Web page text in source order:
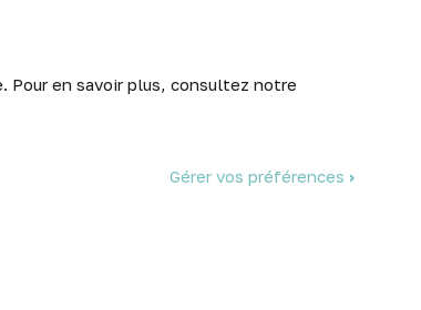
Pour en savoir plus, consultez notre
Gérer vos préférences